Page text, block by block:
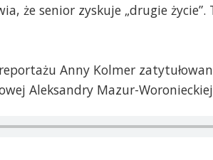
że senior zyskuje „drugie
Anny Kolmer
Aleksandry Mazur-